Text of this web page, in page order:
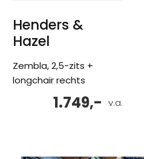
Henders &
Hazel
Zembla, 2,5-zits +
longchair rechts
v.a.
1.749,-